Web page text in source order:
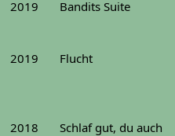
2019 Bandits Suite
2019 Flucht
2018 Schlaf gut, du auch